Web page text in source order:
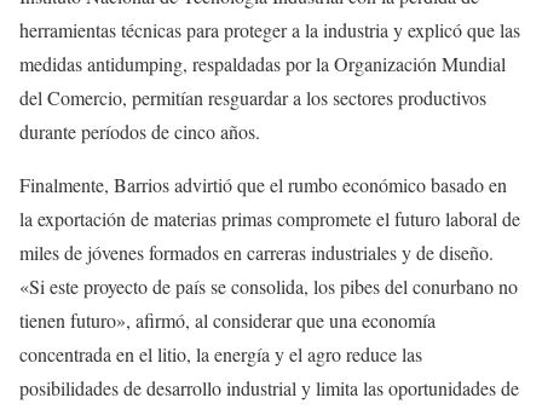
herramientas técnicas para proteger a la industria y explicó que las
medidas antidumping, respaldadas por la Organización Mundial
del Comercio, permitían resguardar a los sectores productivos
durante períodos de cinco años.
Finalmente, Barrios advirtió que el rumbo económico basado en
la exportación de materias primas compromete el futuro laboral de
miles de jóvenes formados en carreras industriales y de diseño.
«Si este proyecto de país se consolida, los pibes del conurbano no
tienen futuro», afirmó, al considerar que una economía
concentrada en el litio, la energía y el agro reduce las
posibilidades de desarrollo industrial y limita las oportunidades de